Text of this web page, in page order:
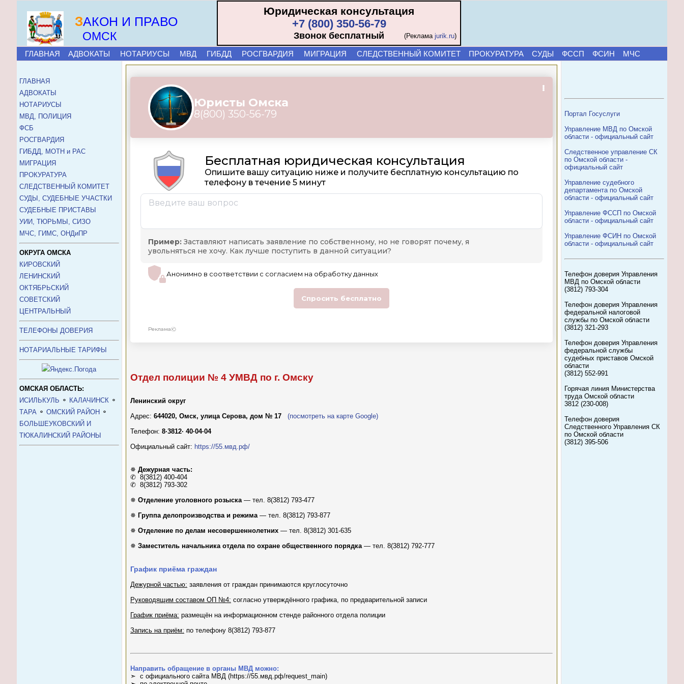
ЗАКОН И ПРАВО
ОМСК
Юридическая консультация
+7 (800) 350-56-79
Звонок бесплатный (Реклама jurik.ru)
ГЛАВНАЯ АДВОКАТЫ НОТАРИУСЫ МВД ГИБДД РОСГВАРДИЯ МИГРАЦИЯ СЛЕДСТВЕННЫЙ КОМИТЕТ ПРОКУРАТУРА СУДЫ ФССП ФСИН МЧС
ГЛАВНАЯ
АДВОКАТЫ
НОТАРИУСЫ
МВД, ПОЛИЦИЯ
ФСБ
РОСГВАРДИЯ
ГИБДД, МОТН и РАС
МИГРАЦИЯ
ПРОКУРАТУРА
СЛЕДСТВЕННЫЙ КОМИТЕТ
СУДЫ, СУДЕБНЫЕ УЧАСТКИ
СУДЕБНЫЕ ПРИСТАВЫ
УИИ, ТЮРЬМЫ, СИЗО
МЧС, ГИМС, ОНДиПР
ОКРУГА ОМСКА
КИРОВСКИЙ
ЛЕНИНСКИЙ
ОКТЯБРЬСКИЙ
СОВЕТСКИЙ
ЦЕНТРАЛЬНЫЙ
ТЕЛЕФОНЫ ДОВЕРИЯ
НОТАРИАЛЬНЫЕ ТАРИФЫ
ОМСКАЯ ОБЛАСТЬ:
ИСИЛЬКУЛЬ ⚬ КАЛАЧИНСК ⚬
ТАРА ⚬ ОМСКИЙ РАЙОН ⚬
БОЛЬШЕУКОВСКИЙ И
ТЮКАЛИНСКИЙ РАЙОНЫ
Отдел полиции № 4 УМВД по г. Омску
Ленинский округ
Адрес: 644020, Омск, улица Серова, дом № 17
(посмотреть на карте Google)
Телефон: 8·3812· 40·04·04
Официальный сайт: https://55.мвд.рф/
✵ Дежурная часть:
✆ 8(3812) 400-404
✆ 8(3812) 793-302
✵ Отделение уголовного розыска— тел. 8(3812) 793-477
✵ Группа делопроизводства и режима— тел. 8(3812) 793-877
✵ Отделение по делам несовершеннолетних — тел. 8(3812) 301-635
✵ Заместитель начальника отдела по охране общественного порядка — тел. 8(3812) 792-777
График приёма граждан
Дежурной частью: заявления от граждан принимаются круглосуточно
Руководящим составом ОП №4: согласно утверждённого графика, по предварительной записи
График приёма: размещён на информационном стенде районного отдела полиции
Запись на приём: по телефону 8(3812) 793-877
Направить обращение в органы МВД можно:
➣ с официального сайта МВД (https://55.мвд.рф/request_main)
Портал Госуслуги
Управление МВД по Омской
области - официальный сайт
Следственное управление СК
по Омской области -
официальный сайт
Управление судебного
департамента по Омской
области - официальный сайт
Управление ФССП по Омской
области - официальный сайт
Управление ФСИН по Омской
области - официальный сайт
Телефон доверия Управления
МВД по Омской области
(3812) 793-304
Телефон доверия Управления
федеральной налоговой
службы по Омской области
(3812) 321-293
Телефон доверия Управления
федеральной службы
судебных приставов Омской
области
(3812) 552-991
Горячая линия Министерства
труда Омской области
3812 (230-008)
Телефон доверия
Следственного Управления СК
по Омской области
(3812) 395-506